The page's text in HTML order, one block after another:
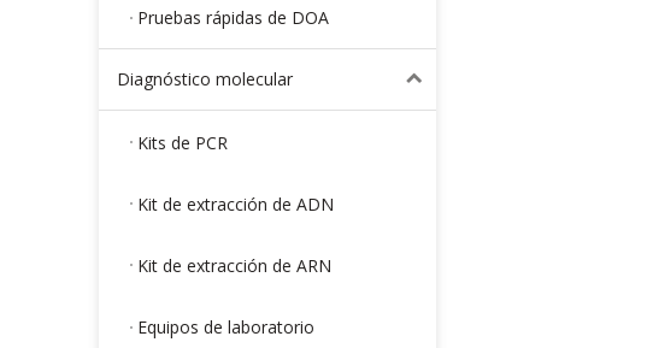
Pruebas rápidas de DOA
Diagnóstico molecular
Kits de PCR
Kit de extracción de ADN
Kit de extracción de ARN
Equipos de laboratorio